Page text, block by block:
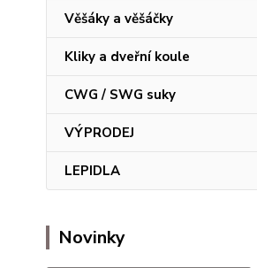
Věšáky a věšáčky
Kliky a dveřní koule
CWG / SWG suky
VÝPRODEJ
LEPIDLA
Novinky